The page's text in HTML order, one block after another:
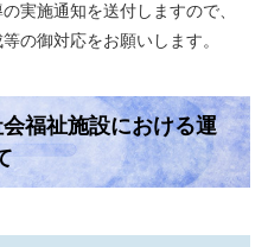
実施通知を送付しますので、
の御対応をお願いします。
福祉施設における運